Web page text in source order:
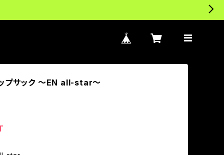
プサック 〜EN all-star〜